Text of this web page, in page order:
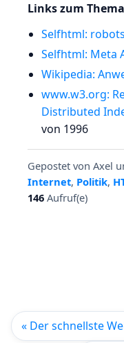
Links zum
Selfhtml:
Selfhtml: Meta
Wikipedia:
www.w3.org:
Distributed
von 1996
Gepostet von Axel
Internet, Politik,
146 Aufruf(e)
« Der schnellste